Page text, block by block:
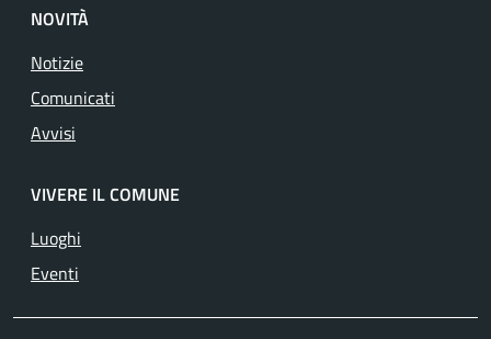
NOVITÀ
Notizie
Comunicati
Avvisi
VIVERE IL COMUNE
Luoghi
Eventi